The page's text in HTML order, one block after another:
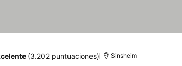
(3.202 puntuaciones) Sinsheim